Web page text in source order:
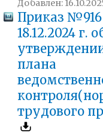
Добавлен:
Приказ №916
18.12.2024 г.
плана
трудового